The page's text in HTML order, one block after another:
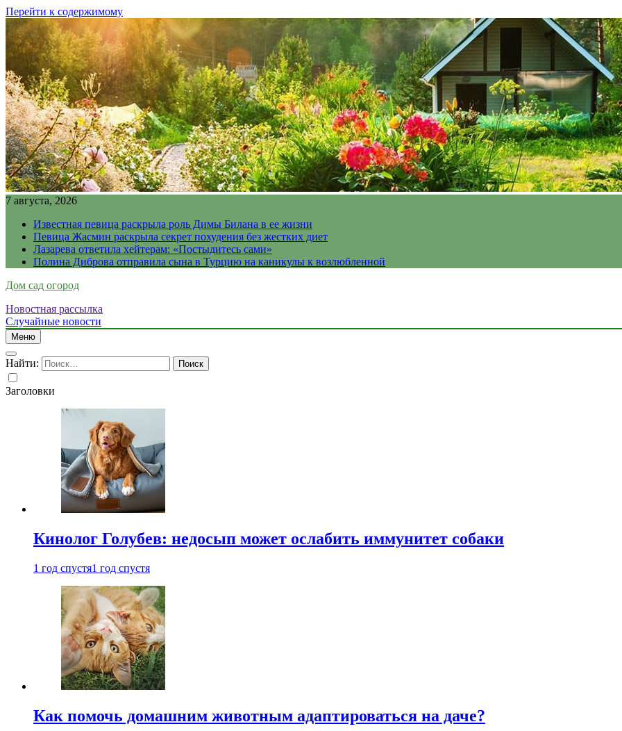
Перейти к содержимому
7 августа, 2026
Известная певица раскрыла роль Димы Билана в ее жизни
Певица Жасмин раскрыла секрет похудения без жестких диет
Лазарева ответила хейтерам: «Постыдитесь сами»
Полина Диброва отправила сына в Турцию на каникулы к возлюбленной
Дом сад огород
Новостная рассылка
Случайные новости
Меню
Найти:
Заголовки
Кинолог Голубев: недосып может ослабить иммунитет собаки
1 год спустя1 год спустя
Как помочь домашним животным адаптироваться на даче?